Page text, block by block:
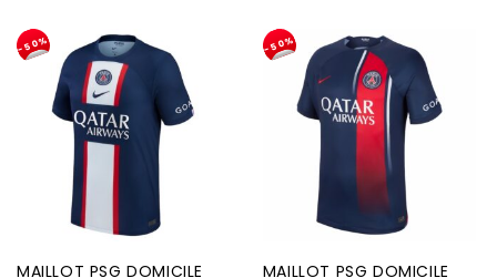
-50%
MAILLOT PSG DOMICILE
-50%
MAILLOT PSG DOMICILE